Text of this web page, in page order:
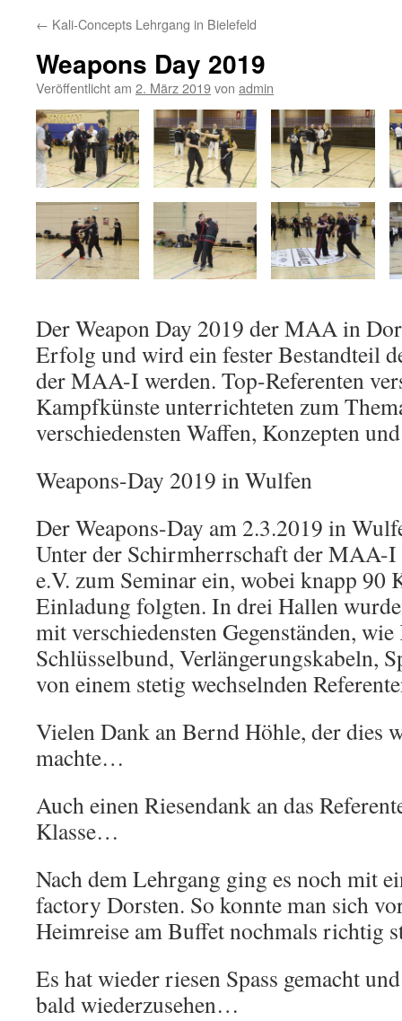
← Kali-Concepts Lehrgang in Bielefeld
Weapons Day 2019
Veröffentlicht am 2. März 2019von admin
Der Weapon Day 2019 der MAA in
Erfolg und wird ein fester Bestandteil
der MAA-I werden. Top-Referenten
Kampfkünste unterrichteten zum
verschiedensten Waffen, Konzepten
Weapons-Day 2019 in Wulfen
Der Weapons-Day am 2.3.2019 in
Unter der Schirmherrschaft der MAA-
e.V. zum Seminar ein, wobei knapp 90
Einladung folgten. In drei Hallen
mit verschiedensten Gegenständen,
Schlüsselbund, Verlängerungskabeln,
von einem stetig wechselnden
Vielen Dank an Bernd Höhle, der dies
machte…
Auch einen Riesendank an das
Klasse…
Nach dem Lehrgang ging es noch mit
factory Dorsten. So konnte man sich
Heimreise am Buffet nochmals richtig
Es hat wieder riesen Spass gemacht
bald wiederzusehen…